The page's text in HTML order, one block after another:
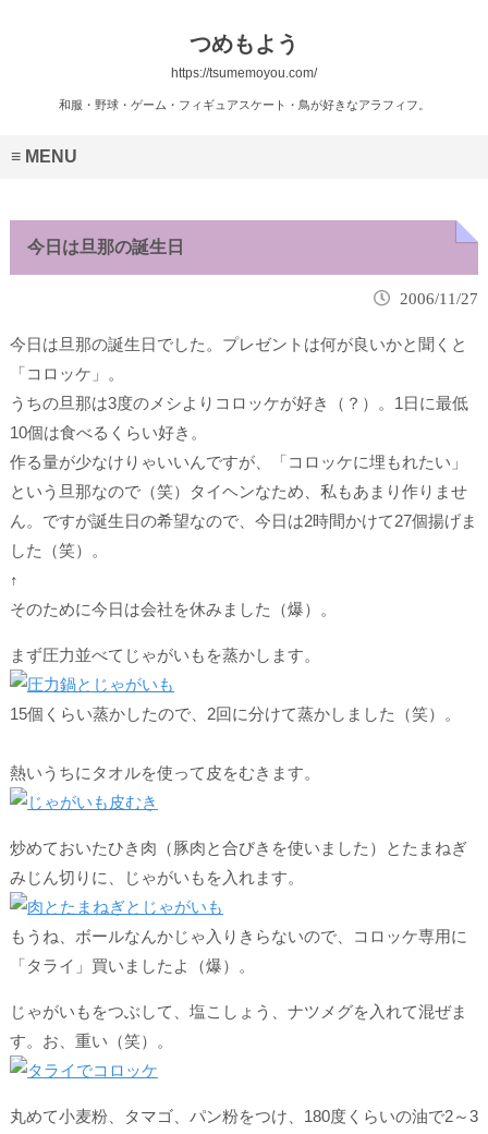
つめもよう
https://tsumemoyou.com/
和服・野球・ゲーム・フィギュアスケート・鳥が好きなアラフィフ。
MENU
今日は旦那の誕生日
2006/11/27
今日は旦那の誕生日でした。プレゼントは何が良いかと聞くと
「コロッケ」
。
うちの旦那は3度のメシよりコロッケが好き（？）。1日に最低
10個は食べるくらい好き。
作る量が少なけりゃいいんですが、「コロッケに埋もれたい」
という旦那なので（笑）タイヘンなため、私もあまり作りませ
ん。ですが誕生日の希望なので、今日は2時間かけて27個揚げま
した（笑）。
↑
そのために今日は会社を休みました（爆）。
まず圧力並べてじゃがいもを蒸かします。
15個くらい蒸かしたので、2回に分けて蒸かしました（笑）。
熱いうちにタオルを使って皮をむきます。
炒めておいたひき肉（豚肉と合びきを使いました）とたまねぎ
みじん切りに、じゃがいもを入れます。
もうね、ボールなんかじゃ入りきらないので、コロッケ専用に
「タライ」買いましたよ（爆）。
じゃがいもをつぶして、塩こしょう、ナツメグを入れて混ぜま
す。お、重い（笑）。
丸めて小麦粉、タマゴ、パン粉をつけ、180度くらいの油で2～3